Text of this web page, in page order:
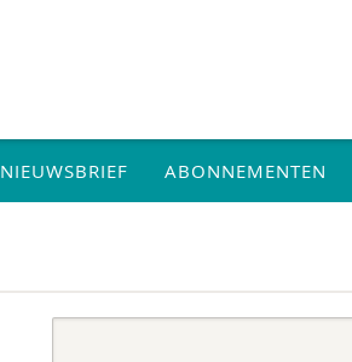
NIEUWSBRIEF ABONNEMENTEN